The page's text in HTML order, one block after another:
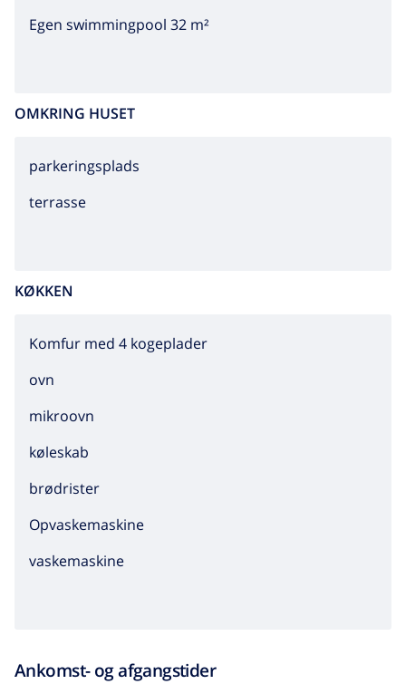
Egen swimmingpool 32 m²
OMKRING HUSET
parkeringsplads
terrasse
KØKKEN
Komfur med 4 kogeplader
ovn
mikroovn
køleskab
brødrister
Opvaskemaskine
vaskemaskine
Ankomst- og afgangstider